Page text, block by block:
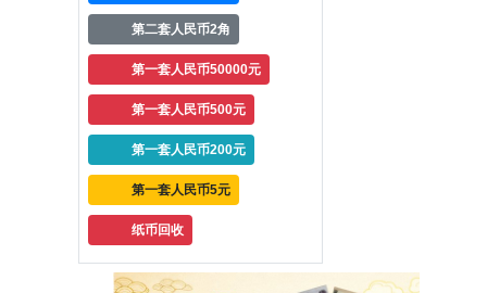
第二套人民币2角
第一套人民币50000元
第一套人民币500元
第一套人民币200元
第一套人民币5元
纸币回收